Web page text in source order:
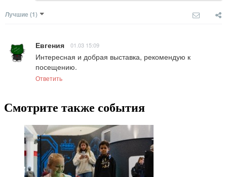
Лучшие (1)
Евгения 01.03 15:09
Интересная и добрая выставка, рекомендую к
посещению.
Ответить
Смотрите также события